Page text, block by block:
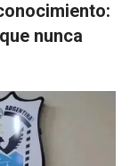
nunca